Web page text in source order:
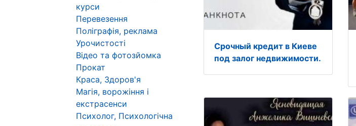
Срочный кредит в Киеве
под залог недвижимости.
курси
Перевезення
Поліграфія, реклама
Урочистості
Відео та фотозйомка
Прокат
Краса, Здоров'я
Магія, ворожіння і
екстрасенси
Психолог, Психологічна